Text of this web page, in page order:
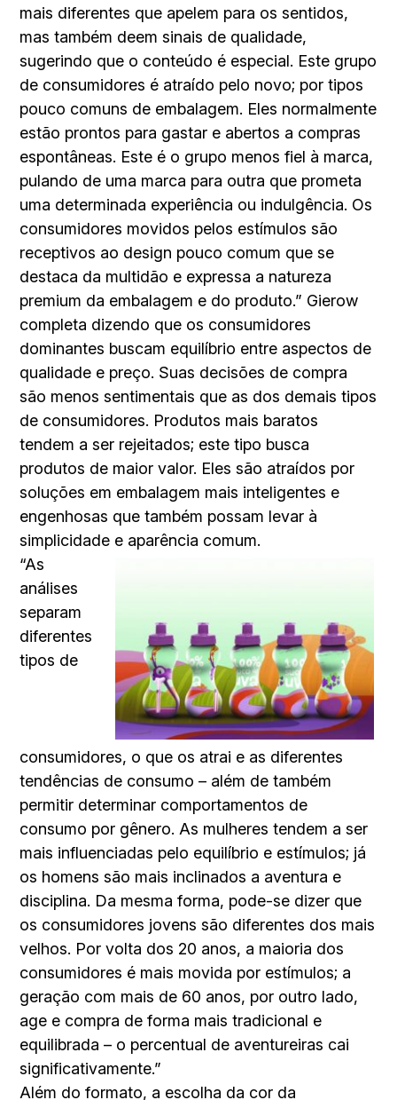
mais diferentes que apelem para os sentidos,
mas também deem sinais de qualidade,
sugerindo que o conteúdo é especial. Este grupo
de consumidores é atraído pelo novo; por tipos
pouco comuns de embalagem. Eles normalmente
estão prontos para gastar e abertos a compras
espontâneas. Este é o grupo menos fiel à marca,
pulando de uma marca para outra que prometa
uma determinada experiência ou indulgência. Os
consumidores movidos pelos estímulos são
receptivos ao design pouco comum que se
destaca da multidão e expressa a natureza
premium da embalagem e do produto.” Gierow
completa dizendo que os consumidores
dominantes buscam equilíbrio entre aspectos de
qualidade e preço. Suas decisões de compra
são menos sentimentais que as dos demais tipos
de consumidores. Produtos mais baratos
tendem a ser rejeitados; este tipo busca
produtos de maior valor. Eles são atraídos por
soluções em embalagem mais inteligentes e
engenhosas que também possam levar à
simplicidade e aparência comum.
“As
análises
separam
diferentes
tipos de
consumidores, o que os atrai e as diferentes
tendências de consumo – além de também
permitir determinar comportamentos de
consumo por gênero. As mulheres tendem a ser
mais influenciadas pelo equilíbrio e estímulos; já
os homens são mais inclinados a aventura e
disciplina. Da mesma forma, pode-se dizer que
os consumidores jovens são diferentes dos mais
velhos. Por volta dos 20 anos, a maioria dos
consumidores é mais movida por estímulos; a
geração com mais de 60 anos, por outro lado,
age e compra de forma mais tradicional e
equilibrada – o percentual de aventureiras cai
significativamente.”
Além do formato, a escolha da cor da